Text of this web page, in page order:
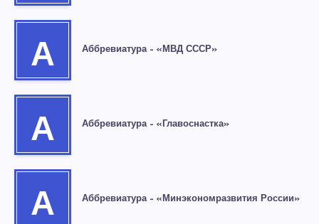
А Аббревиатура – «МВД СССР»
А Аббревиатура – «Главоснастка»
А Аббревиатура – «Минэкономразвития России»